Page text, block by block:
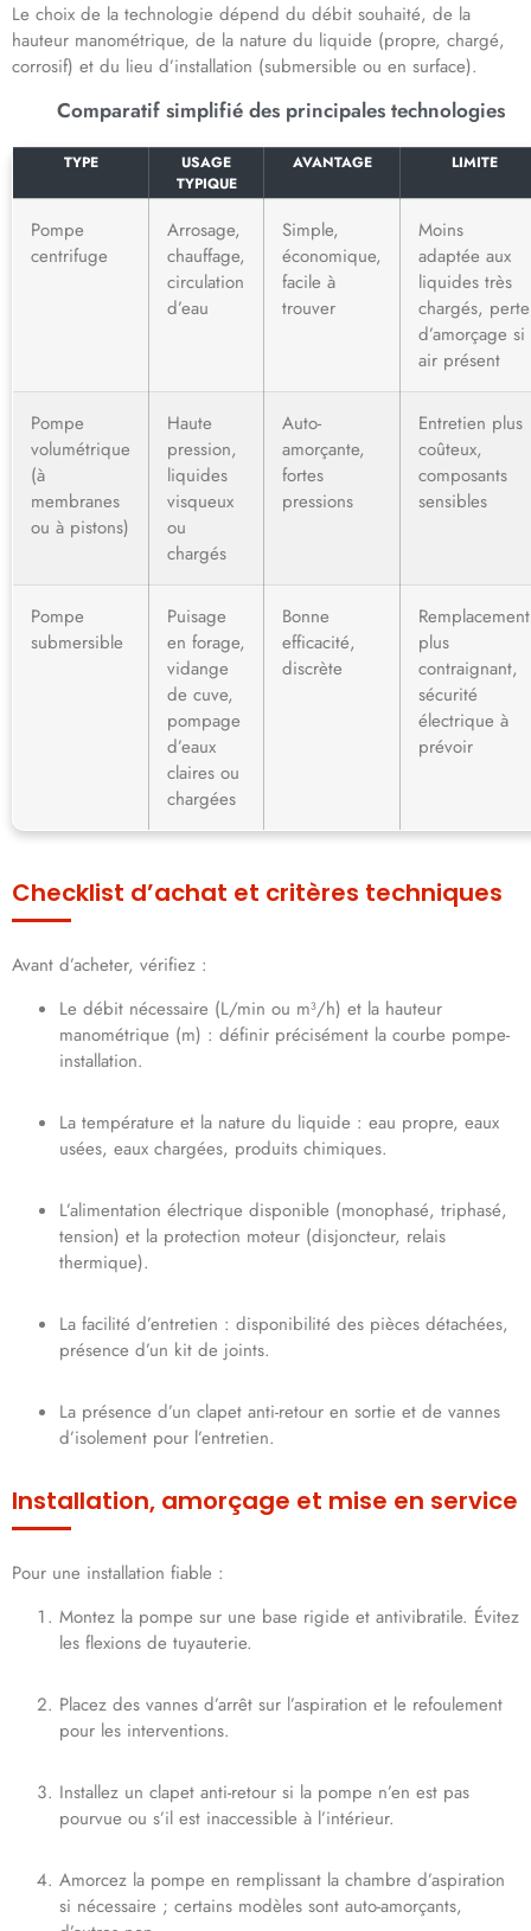
Le choix de la technologie dépend du débit souhaité, de la
hauteur manométrique, de la nature du liquide (propre, chargé,
corrosif) et du lieu d’installation (submersible ou en surface).
Comparatif simplifié des principales technologies
TYPE
USAGE
TYPIQUE
AVANTAGE LIMITE
Pompe
centrifuge
Arrosage,
chauffage,
circulation
d’eau
Simple,
économique,
facile à
trouver
Moins
adaptée aux
liquides très
chargés, perte
d’amorçage si
air présent
Pompe
volumétrique
(à
membranes
ou à pistons)
Haute
pression,
liquides
visqueux
ou
chargés
Auto-
amorçante,
fortes
pressions
Entretien plus
coûteux,
composants
sensibles
Pompe
submersible
Puisage
en forage,
vidange
de cuve,
pompage
d’eaux
claires ou
chargées
Bonne
efficacité,
discrète
Remplacement
plus
contraignant,
sécurité
électrique à
prévoir
Checklist d’achat et critères techniques
Avant d’acheter, vérifiez :
Le débit nécessaire (L/min ou m³/h) et la hauteur
manométrique (m) : définir précisément la courbe pompe-
installation.
La température et la nature du liquide : eau propre, eaux
usées, eaux chargées, produits chimiques.
L’alimentation électrique disponible (monophasé, triphasé,
tension) et la protection moteur (disjoncteur, relais
thermique).
La facilité d’entretien : disponibilité des pièces détachées,
présence d’un kit de joints.
La présence d’un clapet anti-retour en sortie et de vannes
d’isolement pour l’entretien.
Installation, amorçage et mise en service
Pour une installation fiable :
Montez la pompe sur une base rigide et antivibratile. Évitez
les flexions de tuyauterie.
Placez des vannes d’arrêt sur l’aspiration et le refoulement
pour les interventions.
Installez un clapet anti-retour si la pompe n’en est pas
pourvue ou s’il est inaccessible à l’intérieur.
Amorcez la pompe en remplissant la chambre d’aspiration
si nécessaire ; certains modèles sont auto-amorçants,